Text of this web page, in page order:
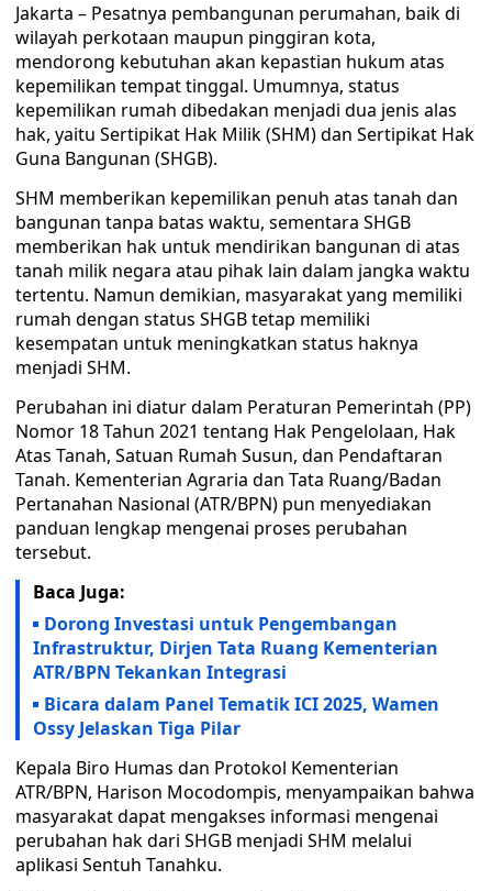
Jakarta – Pesatnya pembangunan perumahan, baik di
wilayah perkotaan maupun pinggiran kota,
mendorong kebutuhan akan kepastian hukum atas
kepemilikan tempat tinggal. Umumnya, status
kepemilikan rumah dibedakan menjadi dua jenis alas
hak, yaitu Sertipikat Hak Milik (SHM) dan Sertipikat Hak
Guna Bangunan (SHGB).
SHM memberikan kepemilikan penuh atas tanah dan
bangunan tanpa batas waktu, sementara SHGB
memberikan hak untuk mendirikan bangunan di atas
tanah milik negara atau pihak lain dalam jangka waktu
tertentu. Namun demikian, masyarakat yang memiliki
rumah dengan status SHGB tetap memiliki
kesempatan untuk meningkatkan status haknya
menjadi SHM.
Perubahan ini diatur dalam Peraturan Pemerintah (PP)
Nomor 18 Tahun 2021 tentang Hak Pengelolaan, Hak
Atas Tanah, Satuan Rumah Susun, dan Pendaftaran
Tanah. Kementerian Agraria dan Tata Ruang/Badan
Pertanahan Nasional (ATR/BPN) pun menyediakan
panduan lengkap mengenai proses perubahan
tersebut.
Baca Juga:
Dorong Investasi untuk Pengembangan
Infrastruktur, Dirjen Tata Ruang Kementerian
ATR/BPN Tekankan Integrasi
Bicara dalam Panel Tematik ICI 2025, Wamen
Ossy Jelaskan Tiga Pilar
Kepala Biro Humas dan Protokol Kementerian
ATR/BPN, Harison Mocodompis, menyampaikan bahwa
masyarakat dapat mengakses informasi mengenai
perubahan hak dari SHGB menjadi SHM melalui
aplikasi Sentuh Tanahku.